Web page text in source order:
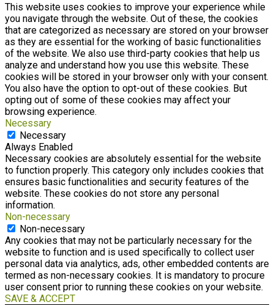
This website uses cookies to improve your experience while
you navigate through the website. Out of these, the cookies
that are categorized as necessary are stored on your browser
as they are essential for the working of basic functionalities
of the website. We also use third-party cookies that help us
analyze and understand how you use this website. These
cookies will be stored in your browser only with your consent.
You also have the option to opt-out of these cookies. But
opting out of some of these cookies may affect your
browsing experience.
Necessary
Necessary
Always Enabled
Necessary cookies are absolutely essential for the website
to function properly. This category only includes cookies that
ensures basic functionalities and security features of the
website. These cookies do not store any personal
information.
Non-necessary
Non-necessary
Any cookies that may not be particularly necessary for the
website to function and is used specifically to collect user
personal data via analytics, ads, other embedded contents are
termed as non-necessary cookies. It is mandatory to procure
user consent prior to running these cookies on your website.
SAVE & ACCEPT